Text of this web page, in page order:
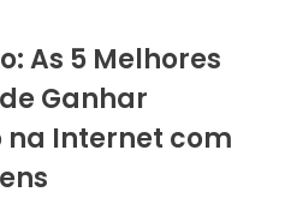
As 5 Melhores
Ganhar
na Internet com